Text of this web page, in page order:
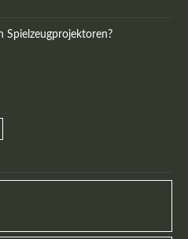
Spielzeugprojektoren?